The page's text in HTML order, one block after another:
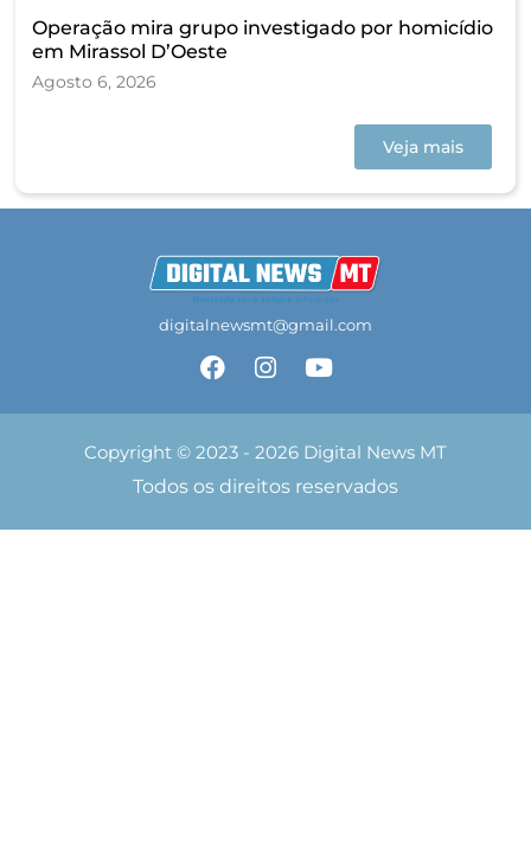
Operação mira grupo investigado por homicídio
em Mirassol D’Oeste
Agosto 6, 2026
Veja mais
digitalnewsmt@gmail.com
Copyright © 2023 - 2026 Digital News MT
Todos os direitos reservados